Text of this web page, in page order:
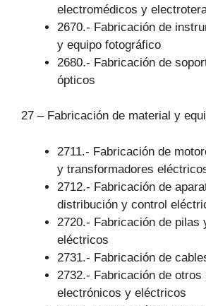
electromédicos y
2670.- Fabricación de
y equipo fotográfico
2680.- Fabricación de
ópticos
27 – Fabricación de material y
2711.- Fabricación de
y transformadores
2712.- Fabricación de
distribución y control
2720.- Fabricación de pilas
eléctricos
2731.- Fabricación de
2732.- Fabricación de
electrónicos y eléctricos